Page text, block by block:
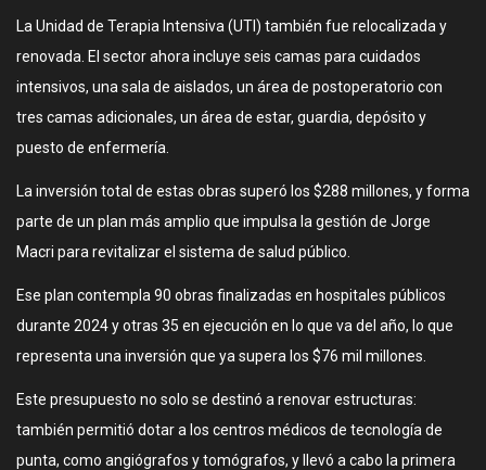
La Unidad de Terapia Intensiva (UTI) también fue relocalizada y
renovada. El sector ahora incluye seis camas para cuidados
intensivos, una sala de aislados, un área de postoperatorio con
tres camas adicionales, un área de estar, guardia, depósito y
puesto de enfermería.
La inversión total de estas obras superó los $288 millones, y forma
parte de un plan más amplio que impulsa la gestión de Jorge
Macri para revitalizar el sistema de salud público.
Ese plan contempla 90 obras finalizadas en hospitales públicos
durante 2024 y otras 35 en ejecución en lo que va del año, lo que
representa una inversión que ya supera los $76 mil millones.
Este presupuesto no solo se destinó a renovar estructuras:
también permitió dotar a los centros médicos de tecnología de
punta, como angiógrafos y tomógrafos, y llevó a cabo la primera